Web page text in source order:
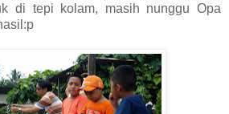
di tepi kolam, masih nunggu Opa